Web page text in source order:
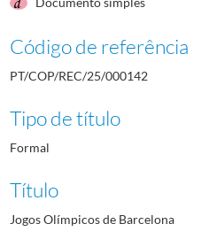
Código de referência
PT/COP/REC/25/000142
Tipo de título
Formal
Título
Jogos Olímpicos de Barcelona